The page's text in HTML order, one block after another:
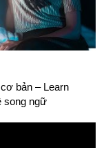
bản – Learn
song ngữ